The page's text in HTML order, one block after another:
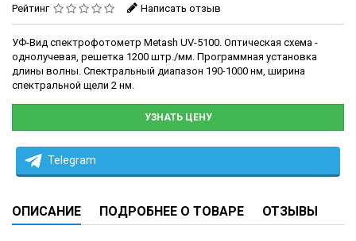
Рейтинг Написать отзыв
УФ-Вид спектрофотометр Metash UV-5100. Оптическая схема -
однолучевая, решетка 1200 штр./мм. Программная установка
длины волны. Спектральный диапазон 190-1000 нм, ширина
спектральной щели 2 нм.
УЗНАТЬ ЦЕНУ
Telegram
ОПИСАНИЕ ПОДРОБНЕЕ О ТОВАРЕ ОТЗЫВЫ